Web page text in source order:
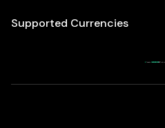
Supported Currencies